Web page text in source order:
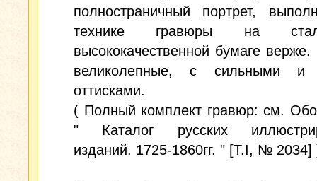
полностраничный портрет,
технике гравюры на
высококачественной бумаге верже.
великолепные, с сильными и
оттисками.
( Полный комплект гравюр: см.
" Каталог русских
изданий. 1725-1860гг. " [Т.I, № 2034]